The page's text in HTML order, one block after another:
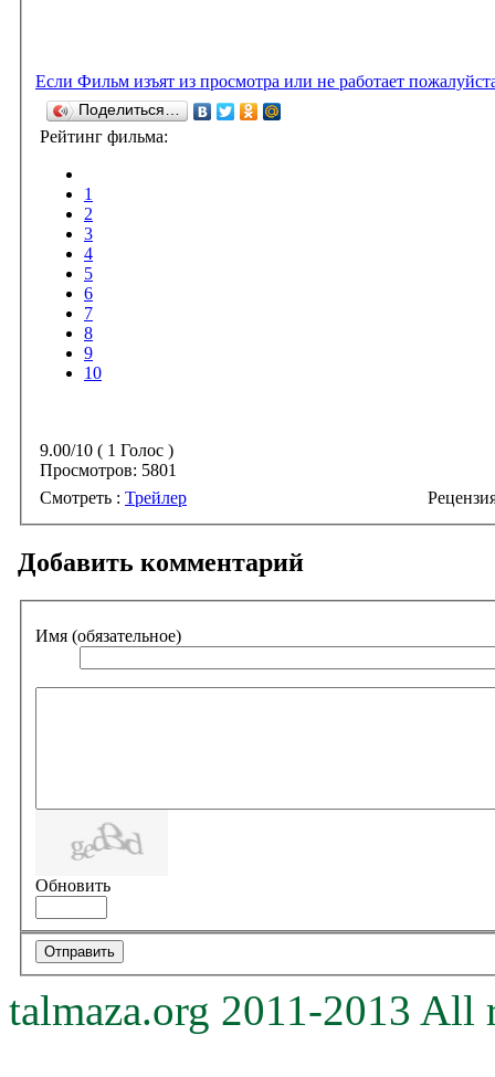
Если Фильм изъят из просмотра или не работает
Поделиться…
Рейтинг фильма:
1
2
3
4
5
6
7
8
9
10
9.00/10 ( 1 Голос )
Просмотров: 5801
Смотреть : Трейлер
Добавить комментарий
Имя (обязательное)
Обновить
talmaza.org 2011-2013 All